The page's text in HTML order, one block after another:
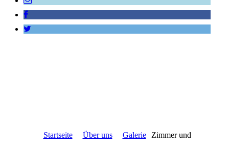
Startseite Über uns Galerie Zimmer und